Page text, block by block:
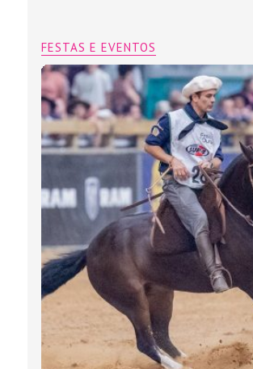
FESTAS E EVENTOS